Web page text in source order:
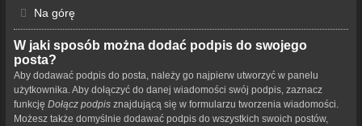
Na górę
W jaki sposób można dodać podpis do swojego
posta?
Aby dodawać podpis do posta, należy go najpierw utworzyć w panelu
użytkownika. Aby dołączyć do danej wiadomości swój podpis, zaznacz
funkcję Dołącz podpis znajdującą się w formularzu tworzenia wiadomości.
Możesz także domyślnie dodawać podpis do wszystkich swoich postów,